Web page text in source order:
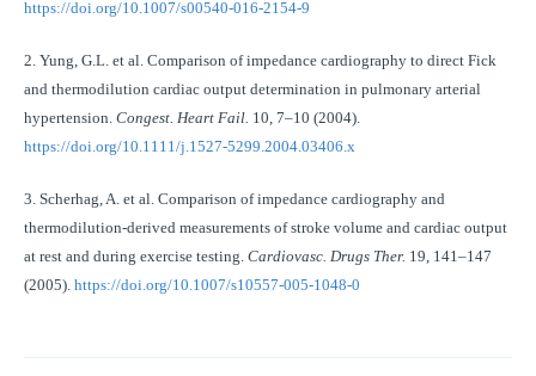
https://doi.org/10.1007/s00540-016-2154-9
2. Yung, G.L. et al. Comparison of impedance cardiography to direct Fick
and thermodilution cardiac output determination in pulmonary arterial
hypertension. Congest. Heart Fail. 10, 7–10 (2004).
https://doi.org/10.1111/j.1527-5299.2004.03406.x
3. Scherhag, A. et al. Comparison of impedance cardiography and
thermodilution-derived measurements of stroke volume and cardiac output
at rest and during exercise testing. Cardiovasc. Drugs Ther. 19, 141–147
(2005). https://doi.org/10.1007/s10557-005-1048-0